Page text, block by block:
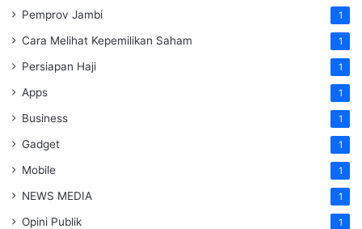
Pemprov Jambi 1
Cara Melihat Kepemilikan Saham 1
Persiapan Haji 1
Apps 1
Business 1
Gadget 1
Mobile 1
NEWS MEDIA 1
Opini Publik 1